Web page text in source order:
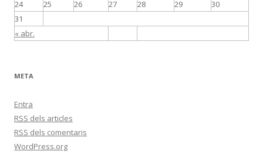
« abr.
24
25 26 27 28 29
30
31
META
Entra
RSS dels articles
RSS dels comentaris
WordPress.org